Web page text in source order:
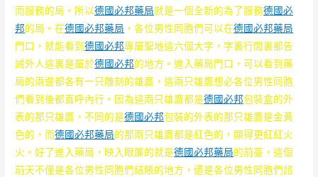
而服務的局。所以德國必邦藥局就是一個全新的為了服務德國必
邦的局。在德國必邦藥局 ，各位男性同胞們可以在德國必邦藥局
門口，就能看到德國必邦專屬聖地這六個大字，字裏行間裏都告
誡外人這裏是屬於德國必邦的地方。進入藥局門口，可以看到藥
局的兩邊都各有一只雕刻的雄鷹，這兩只雄鷹想必各位男性同胞
們看到後都直呼內行。因為這兩只雄鷹都是德國必邦包裝盒的外
表的那只雄鷹，不同的是德國必邦包裝的外表的那只雄鷹是金黃
色的，而德國必邦藥局的那兩只雄鷹都是紅色的，顯得更紅紅火
火。好了進入藥局，映入眼簾的就是德國必邦藥局的前臺，這個
前天不僅是各位男性同胞們結賬的地方，還是各位男性同胞們諮